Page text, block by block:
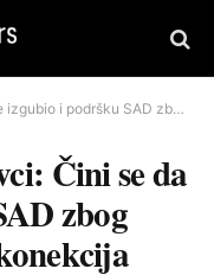
zbog projekta Južna interkonekcija
Čini se da
zbog